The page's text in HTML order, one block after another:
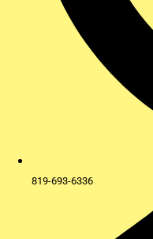
819-693-6336